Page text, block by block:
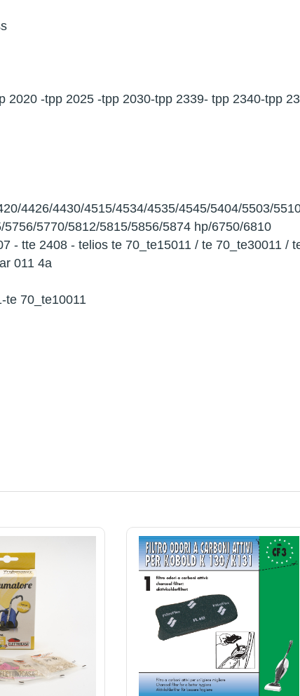
2020 -tpp 2025 -tpp 2030-tpp 2339- tpp 2340-tpp
4426/4430/4515/4534/4535/4545/5404/5503/
5770/5812/5815/5856/5874 hp/6750/6810
- tte 2408 - telios te 70_te15011 / te 70_te30011 /
011 4a
te 70_te10011